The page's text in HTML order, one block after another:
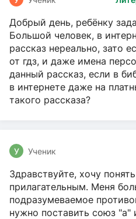
Добрый день, ребёнку
Большой человек, в
рассказ нереально, зато
от гдз, и даже имена
данный рассказ, если в
в интернете даже на
такого рассказа?
У Ученик
Здравствуйте, хочу
прилагательным. Меня
подразумеваемое
нужно поставить союз "а"